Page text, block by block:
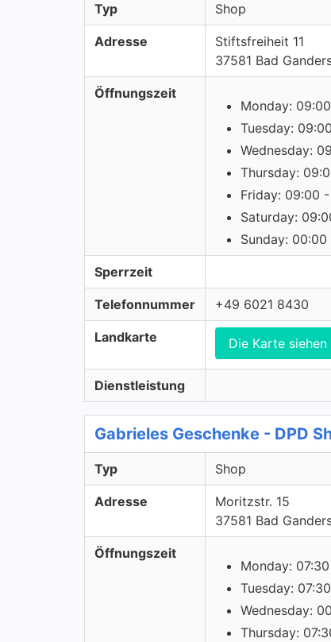
Typ Shop
Adresse
Stiftsfreiheit 11
37581 Bad
Öffnungszeit
Monday:
Tuesday:
Wednesday:
Thursday:
Friday: 09:00
Saturday:
Sunday:
Sperrzeit
Telefonnummer +49 6021 8430
Landkarte Die Karte siehen
Dienstleistung
Gabrieles Geschenke - DPD
Typ Shop
Adresse
Moritzstr. 15
37581 Bad
Öffnungszeit
Monday:
Tuesday:
Wednesday:
Thursday: